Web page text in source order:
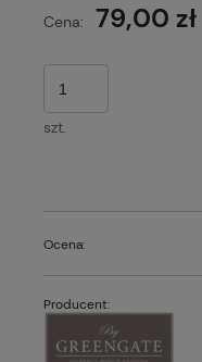
Cena: 79,00 zł
szt.
Ocena:
Producent: